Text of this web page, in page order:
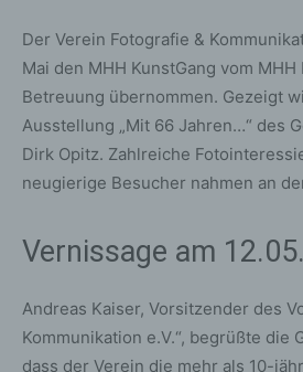
Der Verein Fotografie &
Mai den MHH KunstGang vom
Betreuung übernommen. Gezeigt
Ausstellung „Mit 66 Jahren…“ des
Dirk Opitz. Zahlreiche
neugierige Besucher nahmen an
Vernissage am
Andreas Kaiser, Vorsitzender des
Kommunikation e.V.“, begrüßte die
dass der Verein die mehr als 10-